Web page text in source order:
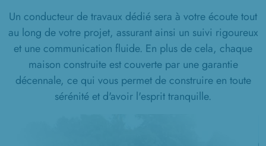
Un conducteur de travaux dédié sera à votre écoute tout
au long de votre projet, assurant ainsi un suivi rigoureux
et une communication fluide. En plus de cela, chaque
maison construite est couverte par une garantie
décennale, ce qui vous permet de construire en toute
sérénité et d'avoir l'esprit tranquille.